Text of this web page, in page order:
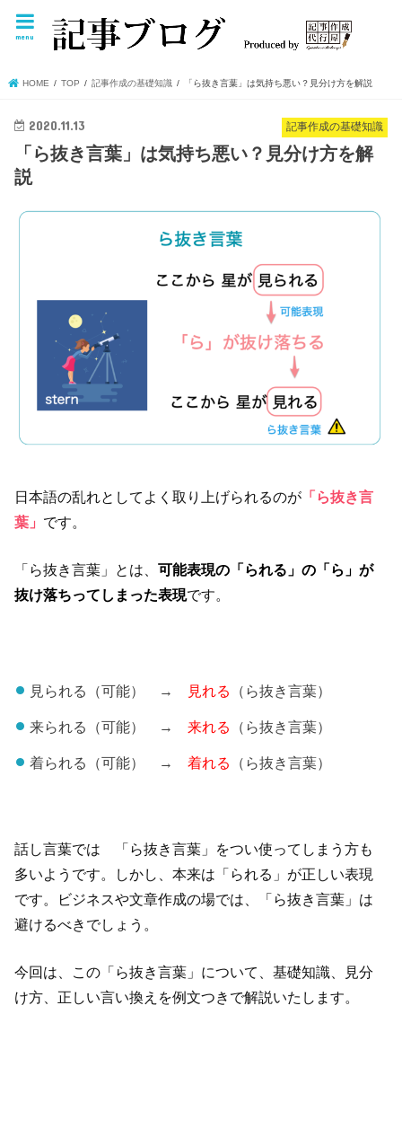
menu
HOME TOP 記事作成の基礎知識 「ら抜き言葉」は気持ち悪い？見分け方を解説
記事作成の基礎知識
2020.11.13
「ら抜き言葉」は気持ち悪い？見分け方を解
説
日本語の乱れとしてよく取り上げられるのが 「ら抜き言
葉」 です。
「ら抜き言葉」とは、可能表現の「られる」の「ら」が
抜け落ちってしまった表現です。
見られる（可能） → 見れる （ら抜き言葉）
来られる（可能） → 来れる （ら抜き言葉）
着られる（可能） → 着れる （ら抜き言葉）
話し言葉では 「ら抜き言葉」をつい使ってしまう方も
多いようです。しかし、本来は「られる」が正しい表現
です。ビジネスや文章作成の場では、「ら抜き言葉」は
避けるべきでしょう。
今回は、この「ら抜き言葉」について、基礎知識、見分
け方、正しい言い換えを例文つきで解説いたします。